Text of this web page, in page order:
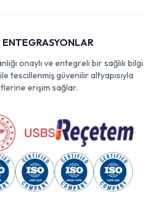
ENTEGRASYONLAR
onaylı ve entegreli bir sağlık bilgi
tescillenmiş güvenilir altyapısıyla
erişim sağlar.